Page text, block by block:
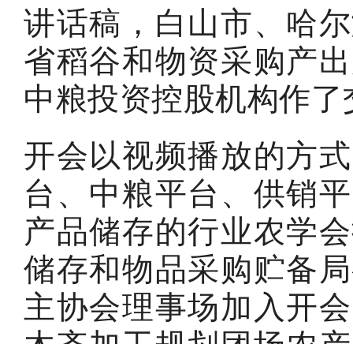
讲话稿，白山市、哈
省稻谷和物资采购产
中粮投资控股机构作
开会以视频播放的方
台、中粮平台、供销
产品储存的行业农学
储存和物品采购贮备
主协会理事场加入开